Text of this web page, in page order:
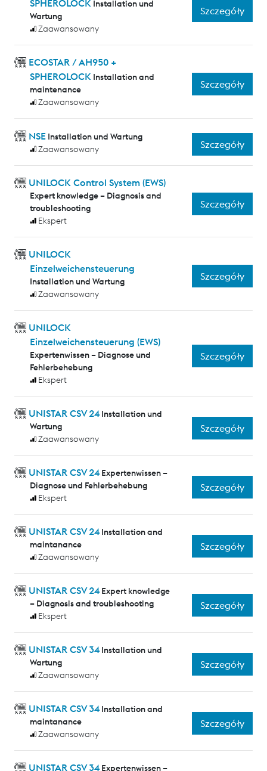
SPHEROLOCK Installation und
Wartung
Zaawansowany
Szczegóły
ECOSTAR / AH950 +
SPHEROLOCK Installation and
maintenance
Zaawansowany
Szczegóły
NSE Installation und Wartung
Zaawansowany
Szczegóły
UNILOCK Control System (EWS)
Expert knowledge – Diagnosis and
troubleshooting
Ekspert
Szczegóły
UNILOCK
Einzelweichensteuerung
Installation und Wartung
Zaawansowany
Szczegóły
UNILOCK
Einzelweichensteuerung (EWS)
Expertenwissen – Diagnose und
Fehlerbehebung
Ekspert
Szczegóły
UNISTAR CSV 24 Installation und
Wartung
Zaawansowany
Szczegóły
UNISTAR CSV 24 Expertenwissen –
Diagnose und Fehlerbehebung
Ekspert
Szczegóły
UNISTAR CSV 24 Installation and
maintanance
Zaawansowany
Szczegóły
UNISTAR CSV 24 Expert knowledge
– Diagnosis and troubleshooting
Ekspert
Szczegóły
UNISTAR CSV 34 Installation und
Wartung
Zaawansowany
Szczegóły
UNISTAR CSV 34 Installation and
maintanance
Zaawansowany
Szczegóły
UNISTAR CSV 34 Expertenwissen –